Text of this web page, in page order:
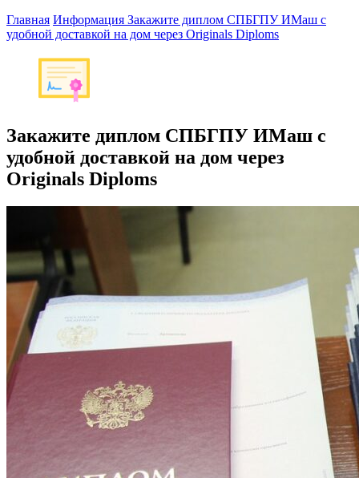
Главная Информация Закажите диплом СПБГПУ ИМаш с
удобной доставкой на дом через Originals Diploms
Закажите диплом СПБГПУ ИМаш с
удобной доставкой на дом через
Originals Diploms